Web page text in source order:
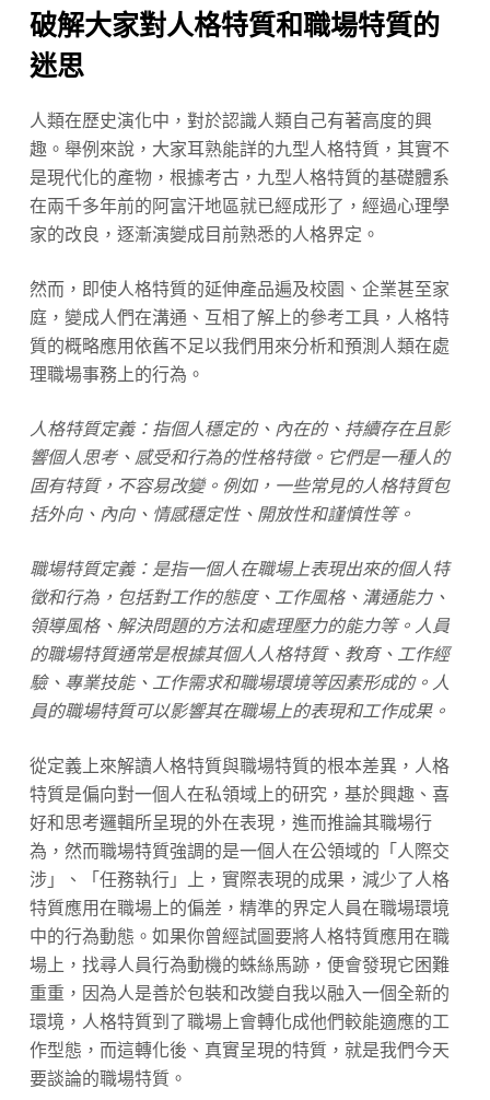
破解大家對人格特質和職場特質的
迷思
人類在歷史演化中，對於認識人類自己有著高度的興
趣。舉例來說，大家耳熟能詳的九型人格特質，其實不
是現代化的產物，根據考古，九型人格特質的基礎體系
在兩千多年前的阿富汗地區就已經成形了，經過心理學
家的改良，逐漸演變成目前熟悉的人格界定。
然而，即使人格特質的延伸產品遍及校園、企業甚至家
庭，變成人們在溝通、互相了解上的參考工具，人格特
質的概略應用依舊不足以我們用來分析和預測人類在處
理職場事務上的行為。
人格特質定義： 指個人穩定的、內在的、持續存在且影
響個人思考、感受和行為的性格特徵。它們是一種人的
固有特質，不容易改變。例如，一些常見的人格特質包
括外向、內向、情感穩定性、開放性和謹慎性等。
職場特質定義：是指一個人在職場上表現出來的個人特
徵和行為，包括對工作的態度、工作風格、溝通能力、
領導風格、解決問題的方法和處理壓力的能力等。人員
的職場特質通常是根據其個人人格特質、教育、工作經
驗、專業技能、工作需求和職場環境等因素形成的。人
員的職場特質可以影響其在職場上的表現和工作成果。
從定義上來解讀人格特質與職場特質的根本差異，人格
特質是偏向對一個人在私領域上的研究，基於興趣、喜
好和思考邏輯所呈現的外在表現，進而推論其職場行
為，然而職場特質強調的是一個人在公領域的「人際交
涉」、「任務執行」上，實際表現的成果，減少了人格
特質應用在職場上的偏差，精準的界定人員在職場環境
中的行為動態。如果你曾經試圖要將人格特質應用在職
場上，找尋人員行為動機的蛛絲馬跡，便會發現它困難
重重，因為人是善於包裝和改變自我以融入一個全新的
環境，人格特質到了職場上會轉化成他們較能適應的工
作型態，而這轉化後、真實呈現的特質，就是我們今天
要談論的職場特質。